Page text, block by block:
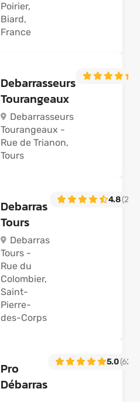
Poirier,
Biard,
France
Debarrasseurs
Tourangeaux
Debarrasseurs
Tourangeaux -
Rue de Trianon,
Tours
Debarras
Tours
Debarras
Tours -
Rue du
Colombier,
Saint-
Pierre-
des-Corps
4.8(21)
Pro
Débarras
5.0(62)